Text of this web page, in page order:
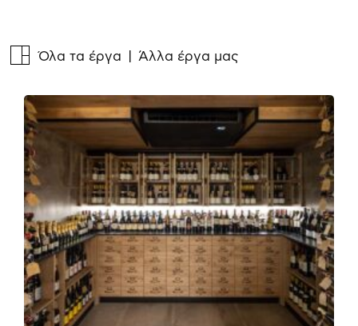
Όλα τα έργα | Άλλα έργα μας